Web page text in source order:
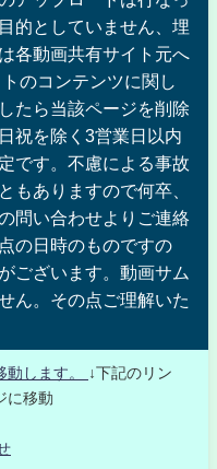
的としていません、埋
各動画共有サイト元へ
のコンテンツに関し
たら当該ページを削除
祝を除く3営業日以内
です。不慮による事故
もありますので何卒、
問い合わせよりご連絡
の日時のものですの
ございます。動画サム
ん。その点ご理解いた
動します。
↓下記のリン
に移動